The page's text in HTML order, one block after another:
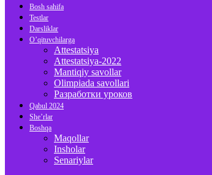
Bosh sahifa
Testlar
Darsliklar
O’qituvchilarga
Attestatsiya
Attestatsiya-2022
Mantiqiy savollar
Olimpiada savollari
Разработки уроков
Qabul 2024
She’rlar
Boshqa
Maqollar
Insholar
Senariylar